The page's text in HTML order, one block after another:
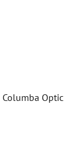
Optic